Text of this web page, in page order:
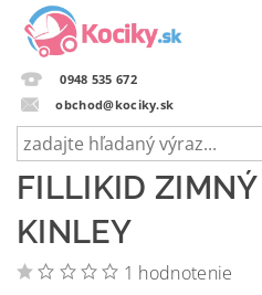
0948 535 672
obchod@kociky.sk
FILLIKID
KINLEY
1 hodnotenie